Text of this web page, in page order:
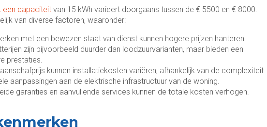
een capaciteit van 15 kWh varieert doorgaans tussen de € 5500 en € 8000.
van diverse factoren, waaronder:
met een bewezen staat van dienst kunnen hogere prijzen hanteren.
zijn bijvoorbeeld duurder dan loodzuurvarianten, maar bieden een
prestaties.
kunnen installatiekosten variëren, afhankelijk van de complexiteit
aanpassingen aan de elektrische infrastructuur van de woning.
garanties en aanvullende services kunnen de totale kosten verhogen.